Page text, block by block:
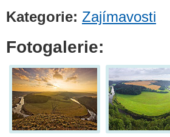
Kategorie: Zajímavosti
Fotogalerie: